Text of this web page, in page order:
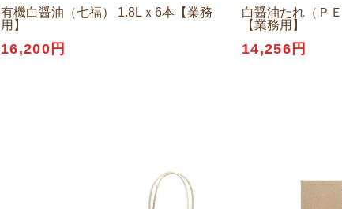
有機白醤油（七福） 1.8Lｘ6本【業務
用】
16,200円
白醤油たれ（Ｐ
【業務用】
14,256円